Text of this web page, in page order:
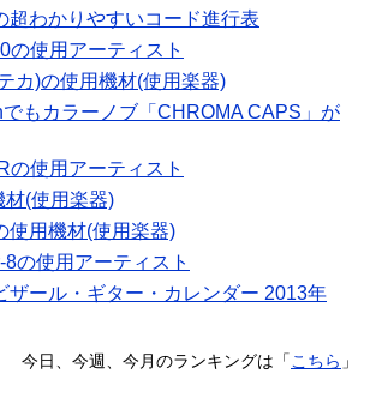
超わかりやすいコード進行表
の使用アーティスト
カ)の使用機材(使用楽器)
もカラーノブ「CHROMA CAPS」が
の使用アーティスト
材(使用楽器)
使用機材(使用楽器)
の使用アーティスト
ザール・ギター・カレンダー 2013年
今日、今週、今月のランキングは「 こちら 」